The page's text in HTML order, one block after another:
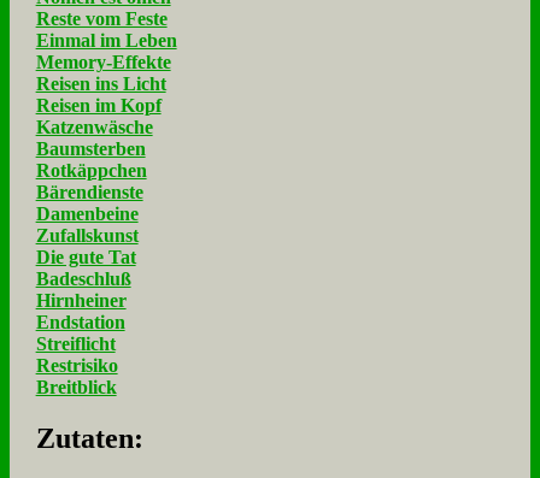
Reste vom Feste
Einmal im Leben
Memory-Effekte
Reisen ins Licht
Reisen im Kopf
Katzenwäsche
Baumsterben
Rotkäppchen
Bärendienste
Damenbeine
Zufallskunst
Die gute Tat
Badeschluß
Hirnheiner
Endstation
Streiflicht
Restrisiko
Breitblick
Zu­ta­ten: